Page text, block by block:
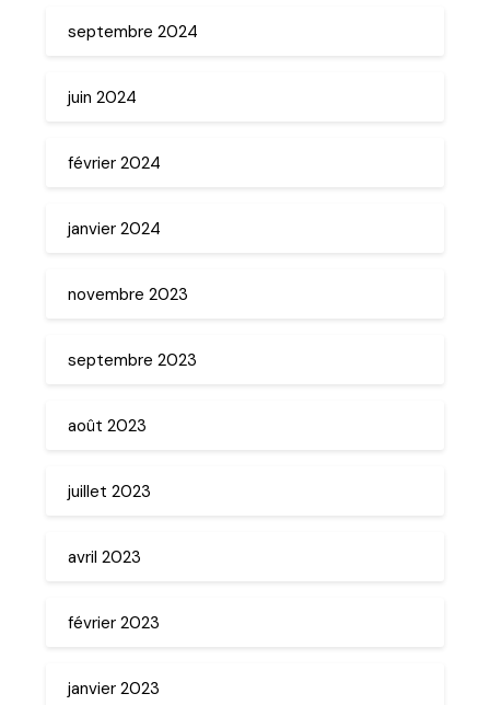
septembre 2024
juin 2024
février 2024
janvier 2024
novembre 2023
septembre 2023
août 2023
juillet 2023
avril 2023
février 2023
janvier 2023